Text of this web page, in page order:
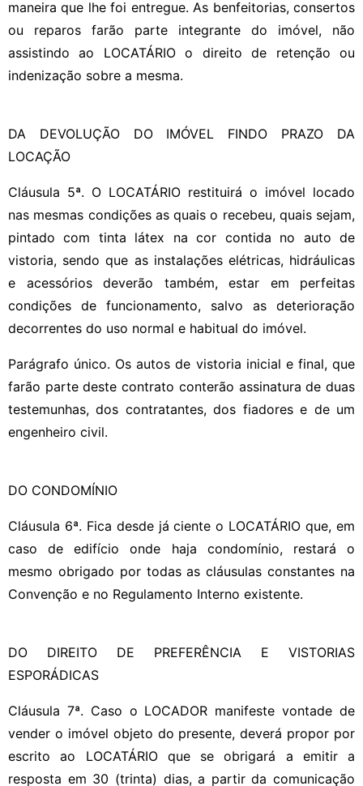
maneira que lhe foi entregue. As benfeitorias, consertos
ou reparos farão parte integrante do imóvel, não
assistindo ao LOCATÁRIO o direito de retenção ou
indenização sobre a mesma.
DA DEVOLUÇÃO DO IMÓVEL FINDO PRAZO DA
LOCAÇÃO
Cláusula 5ª. O LOCATÁRIO restituirá o imóvel locado
nas mesmas condições as quais o recebeu, quais sejam,
pintado com tinta látex na cor contida no auto de
vistoria, sendo que as instalações elétricas, hidráulicas
e acessórios deverão também, estar em perfeitas
condições de funcionamento, salvo as deterioração
decorrentes do uso normal e habitual do imóvel.
Parágrafo único. Os autos de vistoria inicial e final, que
farão parte deste contrato conterão assinatura de duas
testemunhas, dos contratantes, dos fiadores e de um
engenheiro civil.
DO CONDOMÍNIO
Cláusula 6ª. Fica desde já ciente o LOCATÁRIO que, em
caso de edifício onde haja condomínio, restará o
mesmo obrigado por todas as cláusulas constantes na
Convenção e no Regulamento Interno existente.
DO DIREITO DE PREFERÊNCIA E VISTORIAS
ESPORÁDICAS
Cláusula 7ª. Caso o LOCADOR manifeste vontade de
vender o imóvel objeto do presente, deverá propor por
escrito ao LOCATÁRIO que se obrigará a emitir a
resposta em 30 (trinta) dias, a partir da comunicação